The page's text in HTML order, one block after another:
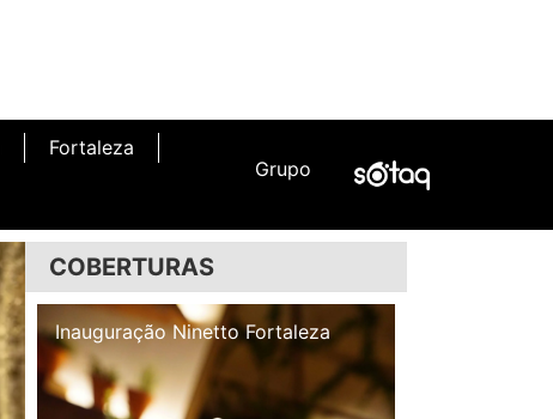
Fortaleza
Grupo
COBERTURAS
Inauguração Illa Café